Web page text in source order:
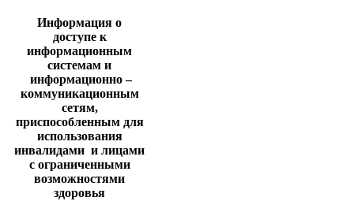
Информация о
доступе к
информационным
системам и
информационно –
коммуникационным
сетям,
приспособленным для
использования
инвалидами и лицами
с ограниченными
возможностями
здоровья